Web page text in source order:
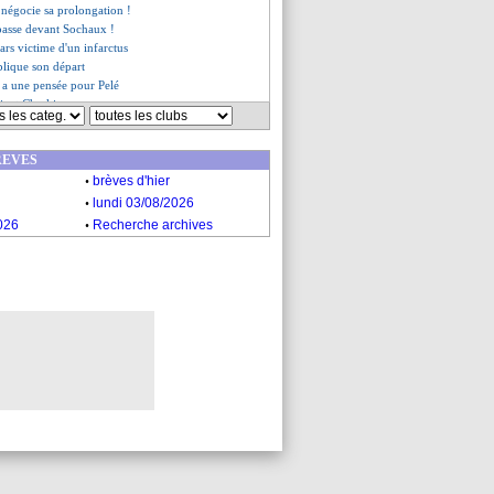
négocie sa prolongation !
devant Sochaux !
victime d'un infarctus
son départ
une pensée pour Pelé
Cherki
pro pour Housni (officiel)
priorité de la Juve ?
Auxerre
vous est pris
geste pour Mwepu
a déjà dit oui
de son assistant
. brèves d'hier
. lundi 03/08/2026
. Recherche archives